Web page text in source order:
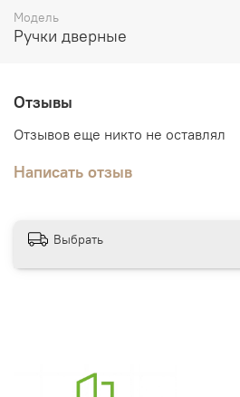
Модель
Ручки дверные
Отзывы
Отзывов еще никто не оставлял
Написать отзыв
Выбрать